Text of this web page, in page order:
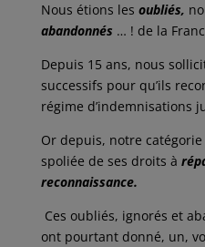
Nous étions les oubliés,
abandonnés … ! de la
Depuis 15 ans, nous
successifs pour qu’ils
régime d’indemnisations
Or depuis, notre
spoliée de ses droits à
reconnaissance.
Ces oubliés, ignorés et
ont pourtant donné, un,